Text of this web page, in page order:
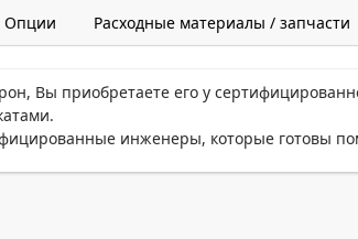
Опции Расходные материалы / запчасти
Вы приобретаете его у
инженеры, которые готовы